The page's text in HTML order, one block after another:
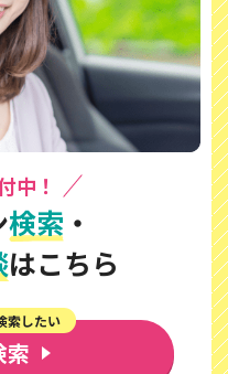
中！
検索 ・
はこちら
索
索したい